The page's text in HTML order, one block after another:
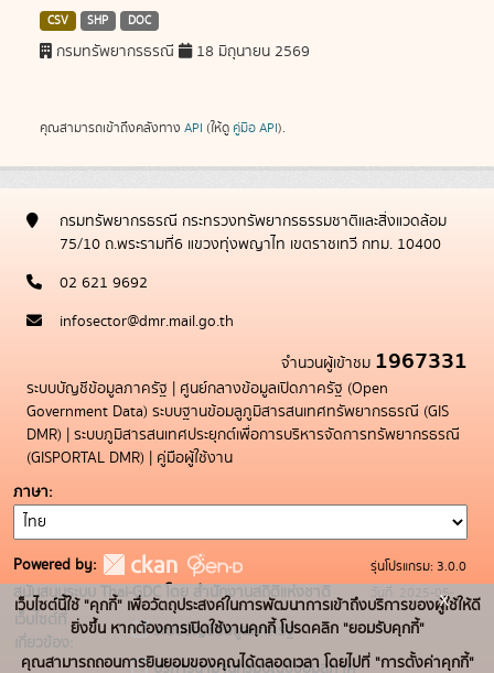
CSV SHP DOC
กรมทรัพยากรธรณี 18 มิถุนายน 2569
คุณสามารถเข้าถึงคลังทาง API (ให้ดู คู่มือ API).
กรมทรัพยากรธรณี กระทรวงทรัพยากรธรรมชาติและสิ่งแวดล้อม
75/10 ถ.พระรามที่6 แขวงทุ่งพญาไท เขตราชเทวี กทม. 10400
02 621 9692
infosector@dmr.mail.go.th
จำนวนผู้เข้าชม 1967331
ระบบบัญชีข้อมูลภาครัฐ | ศูนย์กลางข้อมูลเปิดภาครัฐ (Open
Government Data) ระบบฐานข้อมลูภูมิสารสนเทศทรัพยากรธรณี (GIS
DMR) | ระบบภูมิสารสนเทศประยุกต์เพื่อการบริหารจัดการทรัพยากรธรณี
(GISPORTAL DMR) | คู่มือผู้ใช้งาน
ภาษา
Powered by:
สนับสนุนระบบ Thai-GDC โดย สำนักงานสถิติแห่งชาติ
เว็บไซต์ที่
เกี่ยวข้อง:
ระบบบัญชีข้อมูลภาครัฐ
บริการนามานุกรมบัญชีข้อมูลภาค
รุ่นโปรแกรม: 3.0.0
วันที่: 2025-05-
19
เว็บไซต์นี้ใช้ "คุกกี้" เพื่อวัตถุประสงค์ในการพัฒนาการเข้าถึงบริการของผู้ใช้ให้ดี
ยิ่งขึ้น หากต้องการเปิดใช้งานคุกกี้ โปรดคลิก "ยอมรับคุกกี้"
คุณสามารถถอนการยินยอมของคุณได้ตลอดเวลา โดยไปที่ "การตั้งค่าคุกกี้"
x